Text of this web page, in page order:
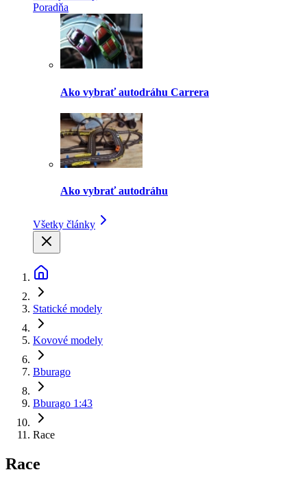
Poradňa
Ako vybrať autodráhu Carrera
Ako vybrať autodráhu
Všetky články
Statické modely
Kovové modely
Bburago
Bburago 1:43
Race
Race